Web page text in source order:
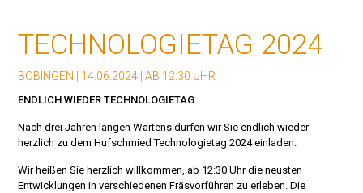
TECHNOLOGIETAG 2024
BOBINGEN | 14.06.2024 | AB 12:30 UHR
ENDLICH WIEDER TECHNOLOGIETAG
Nach drei Jahren langen Wartens dürfen wir Sie endlich wieder
herzlich zu dem Hufschmied Technologietag 2024 einladen.
Wir heißen Sie herzlich willkommen, ab 12:30 Uhr die neusten
Entwicklungen in verschiedenen Fräsvorführen zu erleben. Die